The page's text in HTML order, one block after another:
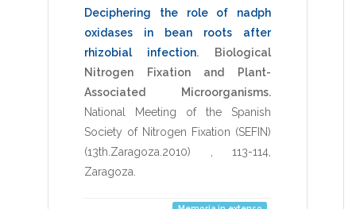
Deciphering the role of nadph
oxidases in bean roots after
rhizobial infection.
Biological
Nitrogen Fixation and Plant-
Associated Microorganisms.
National Meeting of the Spanish
Society of Nitrogen Fixation (SEFIN)
(13th.Zaragoza.2010)
113-114
Zaragoza